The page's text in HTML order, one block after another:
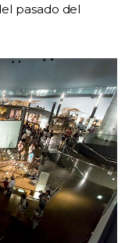
pasado del